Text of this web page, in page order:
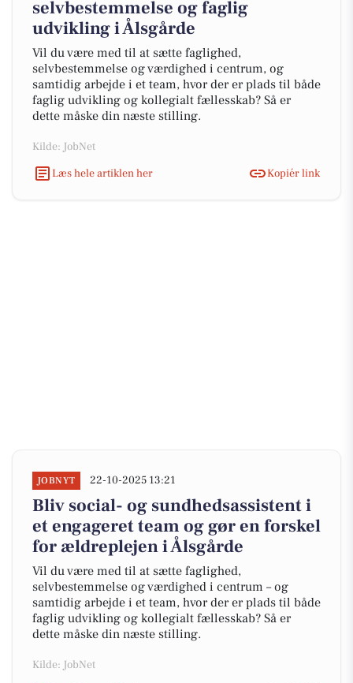
selvbestemmelse og faglig
udvikling i Ålsgårde
Vil du være med til at sætte faglighed,
selvbestemmelse og værdighed i centrum, og
samtidig arbejde i et team, hvor der er plads til både
faglig udvikling og kollegialt fællesskab? Så er
dette måske din næste stilling.
Kilde: JobNet
Læs hele artiklen her
Kopiér link
JOBNYT 22-10-2025 13:21
Bliv social- og sundhedsassistent i
et engageret team og gør en forskel
for ældreplejen i Ålsgårde
Vil du være med til at sætte faglighed,
selvbestemmelse og værdighed i centrum – og
samtidig arbejde i et team, hvor der er plads til både
faglig udvikling og kollegialt fællesskab? Så er
dette måske din næste stilling.
Kilde: JobNet